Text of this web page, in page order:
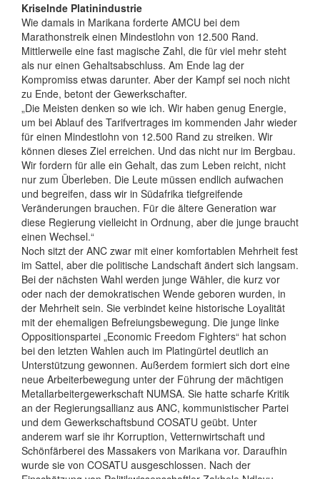
Kriselnde Platinindustrie
Wie damals in Marikana forderte AMCU bei dem
Marathonstreik einen Mindestlohn von 12.500 Rand.
Mittlerweile eine fast magische Zahl, die für viel mehr steht
als nur einen Gehaltsabschluss. Am Ende lag der
Kompromiss etwas darunter. Aber der Kampf sei noch nicht
zu Ende, betont der Gewerkschafter.
„Die Meisten denken so wie ich. Wir haben genug Energie,
um bei Ablauf des Tarifvertrages im kommenden Jahr wieder
für einen Mindestlohn von 12.500 Rand zu streiken. Wir
können dieses Ziel erreichen. Und das nicht nur im Bergbau.
Wir fordern für alle ein Gehalt, das zum Leben reicht, nicht
nur zum Überleben. Die Leute müssen endlich aufwachen
und begreifen, dass wir in Südafrika tiefgreifende
Veränderungen brauchen. Für die ältere Generation war
diese Regierung vielleicht in Ordnung, aber die junge braucht
einen Wechsel.“
Noch sitzt der ANC zwar mit einer komfortablen Mehrheit fest
im Sattel, aber die politische Landschaft ändert sich langsam.
Bei der nächsten Wahl werden junge Wähler, die kurz vor
oder nach der demokratischen Wende geboren wurden, in
der Mehrheit sein. Sie verbindet keine historische Loyalität
mit der ehemaligen Befreiungsbewegung. Die junge linke
Oppositionspartei „Economic Freedom Fighters“ hat schon
bei den letzten Wahlen auch im Platingürtel deutlich an
Unterstützung gewonnen. Außerdem formiert sich dort eine
neue Arbeiterbewegung unter der Führung der mächtigen
Metallarbeitergewerkschaft NUMSA. Sie hatte scharfe Kritik
an der Regierungsallianz aus ANC, kommunistischer Partei
und dem Gewerkschaftsbund COSATU geübt. Unter
anderem warf sie ihr Korruption, Vetternwirtschaft und
Schönfärberei des Massakers von Marikana vor. Daraufhin
wurde sie von COSATU ausgeschlossen. Nach der